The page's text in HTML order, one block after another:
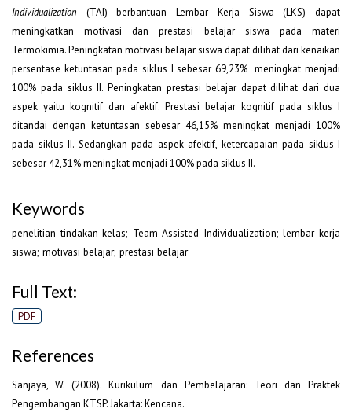
Individualization (TAI) berbantuan Lembar Kerja Siswa (LKS) dapat
meningkatkan motivasi dan prestasi belajar siswa pada materi
Termokimia. Peningkatan motivasi belajar siswa dapat dilihat dari kenaikan
persentase ketuntasan pada siklus I sebesar 69,23% meningkat menjadi
100% pada siklus II. Peningkatan prestasi belajar dapat dilihat dari dua
aspek yaitu kognitif dan afektif. Prestasi belajar kognitif pada siklus I
ditandai dengan ketuntasan sebesar 46,15% meningkat menjadi 100%
pada siklus II. Sedangkan pada aspek afektif, ketercapaian pada siklus I
sebesar 42,31% meningkat menjadi 100% pada siklus II.
Keywords
penelitian tindakan kelas; Team Assisted Individualization; lembar kerja
siswa; motivasi belajar; prestasi belajar
Full Text:
PDF
References
Sanjaya, W. (2008). Kurikulum dan Pembelajaran: Teori dan Praktek
Pengembangan KTSP. Jakarta: Kencana.